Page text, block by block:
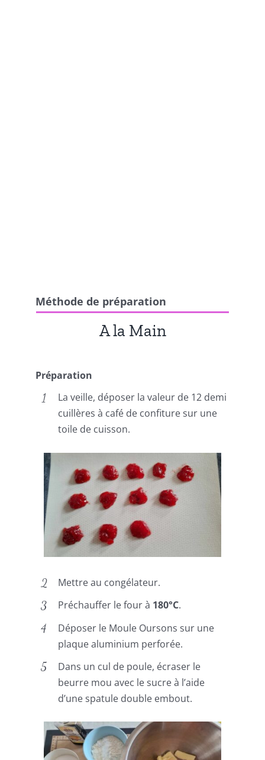
Méthode de préparation
A la Main
Préparation
La veille, déposer la valeur de 12 demi
cuillères à café de confiture sur une
toile de cuisson.
Mettre au congélateur.
Préchauffer le four à 180°C.
Déposer le Moule Oursons sur une
plaque aluminium perforée.
Dans un cul de poule, écraser le
beurre mou avec le sucre à l’aide
d’une spatule double embout.